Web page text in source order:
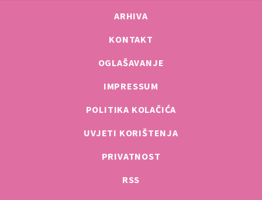
ARHIVA
KONTAKT
OGLAŠAVANJE
IMPRESSUM
POLITIKA KOLAČIĆA
UVJETI KORIŠTENJA
PRIVATNOST
RSS